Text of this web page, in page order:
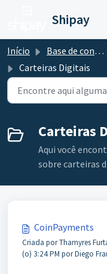
Shipay
Início Base de conhecimento
Carteiras Digitais
Carteiras
Aqui você
sobre carteiras
CoinPayments
Criada por Thamyres
(o) 3:24 PM por Diego